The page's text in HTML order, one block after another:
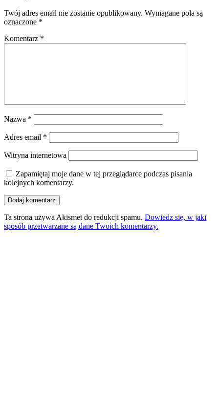
Twój adres email nie zostanie opublikowany. Wymagane pola są
oznaczone *
Komentarz *
Nazwa *
Adres email *
Witryna internetowa
Zapamiętaj moje dane w tej przeglądarce podczas pisania
kolejnych komentarzy.
Ta strona używa Akismet do redukcji spamu. Dowiedz się, w jaki
sposób przetwarzane są dane Twoich komentarzy.